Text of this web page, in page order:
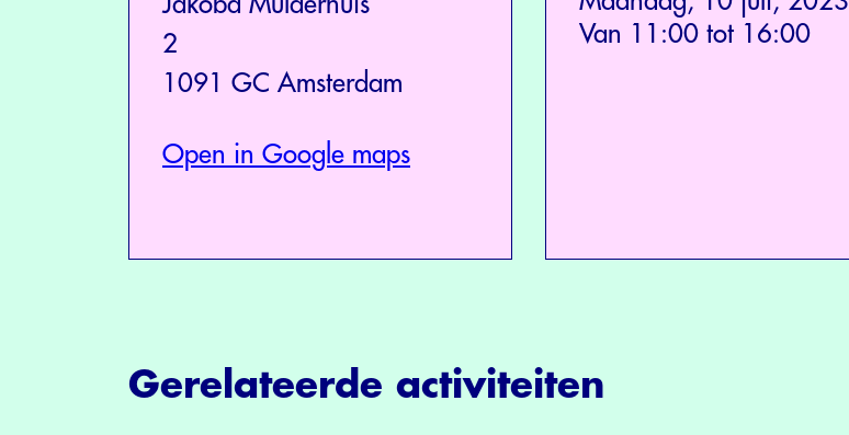
2
1091 GC Amsterdam
Open in Google maps
Van 11:00 tot 16:00
Gerelateerde activiteiten